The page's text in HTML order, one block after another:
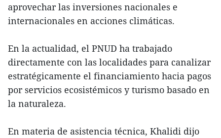
aprovechar las inversiones nacionales e
internacionales en acciones climáticas.
En la actualidad, el PNUD ha trabajado
directamente con las localidades para canalizar
estratégicamente el financiamiento hacia pagos
por servicios ecosistémicos y turismo basado en
la naturaleza.
En materia de asistencia técnica, Khalidi dijo